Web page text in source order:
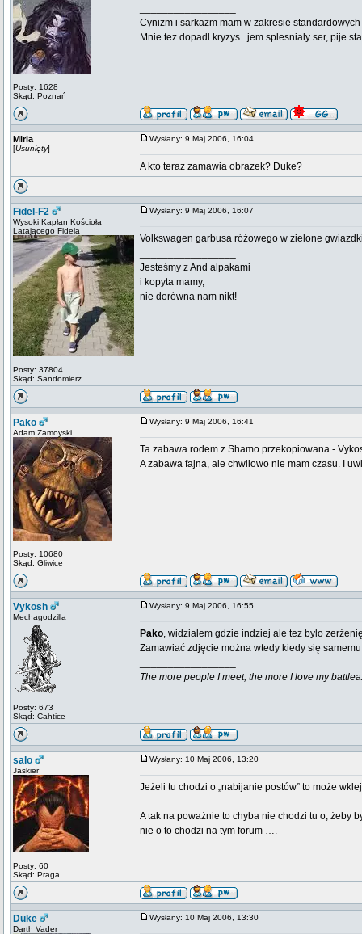
Posty: 1628
Skąd: Poznań
Cynizm i sarkazm mam w zakresie
Mnie tez dopadl kryzys.. jem splesnialy ser, pije
Miria
[Usunięty]
Wysłany: 9 Maj 2006, 16:04
A kto teraz zamawia obrazek? Duke?
Fidel-F2
Wysoki Kapłan Kościoła
Latającego Fidela
Posty: 37804
Skąd: Sandomierz
Wysłany: 9 Maj 2006, 16:07
Volkswagen garbusa różowego w zielone
Jesteśmy z And alpakami
i kopyta mamy,
nie dorówna nam nikt!
Pako
Adam Zamoyski
Posty: 10680
Skąd: Gliwice
Wysłany: 9 Maj 2006, 16:41
Ta zabawa rodem z Shamo przekopiowana -
A zabawa fajna, ale chwilowo nie mam czasu. I
Vykosh
Mechagodzilla
Posty: 673
Skąd: Cahtice
Wysłany: 9 Maj 2006, 16:55
Pako, widzialem gdzie indziej ale tez bylo
Zamawiać zdjęcie można wtedy kiedy się
The more people I meet, the more I love my
salo
Jaskier
Posty: 60
Skąd: Praga
Wysłany: 10 Maj 2006, 13:20
Jeżeli tu chodzi o „nabijanie postów” to może
A tak na poważnie to chyba nie chodzi tu o, żeby
nie o to chodzi na tym forum ….
Duke
Darth Vader
Wysłany: 10 Maj 2006, 13:30